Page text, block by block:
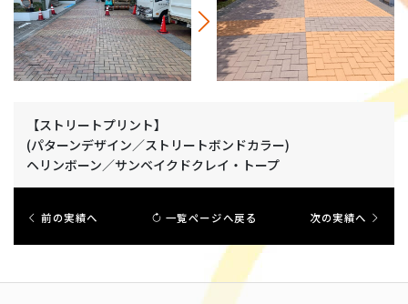
【ストリートプリント】
(パターンデザイン／ストリートボンドカラー)
ヘリンボーン／サンベイクドクレイ・トープ
前の実績へ 一覧ページへ戻る 次の実績へ